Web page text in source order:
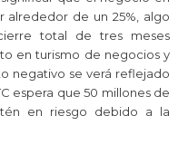
alrededor de un 25%, algo
total de tres meses
en turismo de negocios y
negativo se verá reflejado
espera que 50 millones de
en riesgo debido a la